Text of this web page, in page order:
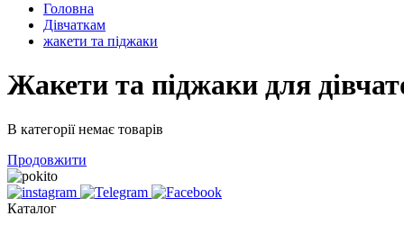
Головна
Дівчаткам
жакети та піджаки
Жакети та піджаки для
В категорії немає товарів
Продовжити
Каталог